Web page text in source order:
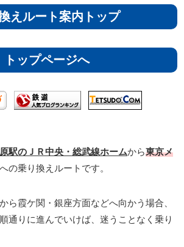
えルート案内トップ
トップページへ
駅のＪＲ中央・総武線ホームから東京メ
への乗り換えルートです。
ら霞ケ関・銀座方面などへ向かう場合、
通りに進んでいけば、迷うことなく乗り